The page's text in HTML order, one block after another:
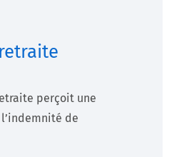
perçoit une
de